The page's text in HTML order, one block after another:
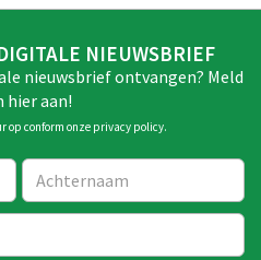
NIEUWSBRIEF
nieuwsbrief ontvangen? Meld
hier aan!
op conform onze privacy policy.